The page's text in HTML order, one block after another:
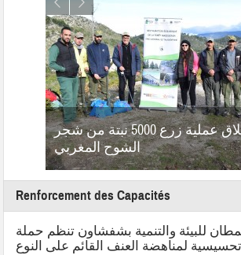
انطلاق عملية زرع 5000 نبتة من شجر
الشوح المغربي
Renforcement des Capacités
للبيئة والتنمية بشفشاون تنظم حملة
تحسيسية لمناهضة العنف القائم على النوع